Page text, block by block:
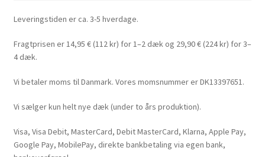
Leveringstiden er ca. 3-5 hverdage.
Fragtprisen er 14,95 € (112 kr) for 1–2 dæk og 29,90 € (224 kr) for 3–
4 dæk.
Vi betaler moms til Danmark. Vores momsnummer er DK13397651.
Vi sælger kun helt nye dæk (under to års produktion).
Visa, Visa Debit, MasterCard, Debit MasterCard, Klarna, Apple Pay,
Google Pay, MobilePay, direkte bankbetaling via egen bank,